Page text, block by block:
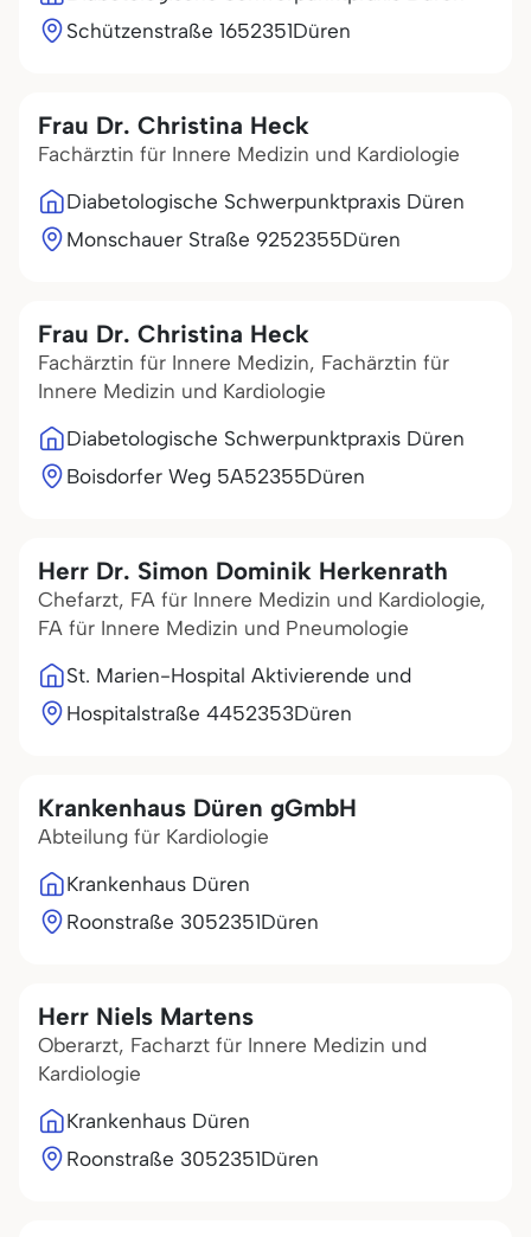
Schützenstraße 1652351Düren
Frau Dr. Christina Heck
Fachärztin für Innere Medizin und Kardiologie
Diabetologische Schwerpunktpraxis Düren
Monschauer Straße 9252355Düren
Frau Dr. Christina Heck
Fachärztin für Innere Medizin, Fachärztin für
Innere Medizin und Kardiologie
Diabetologische Schwerpunktpraxis Düren
Boisdorfer Weg 5A52355Düren
Herr Dr. Simon Dominik Herkenrath
Chefarzt, FA für Innere Medizin und Kardiologie,
FA für Innere Medizin und Pneumologie
St. Marien-Hospital Aktivierende und
Hospitalstraße 4452353Düren
Krankenhaus Düren gGmbH
Abteilung für Kardiologie
Krankenhaus Düren
Roonstraße 3052351Düren
Herr Niels Martens
Oberarzt, Facharzt für Innere Medizin und
Kardiologie
Krankenhaus Düren
Roonstraße 3052351Düren